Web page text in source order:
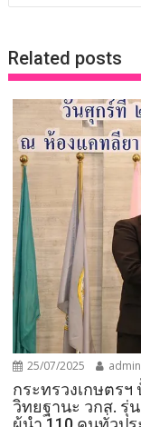
Related posts
25/07/2025 admin
กระทรวงเกษตร
วิทยฐานะ วกส. รุ่